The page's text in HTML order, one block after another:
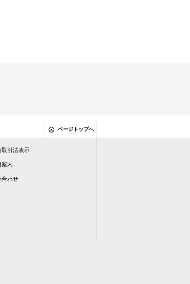
ページトップへ
取引法表示
案内
合わせ